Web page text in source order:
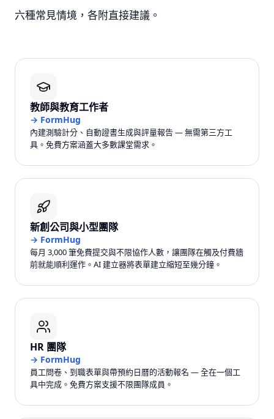
六種常見情境，各附直接建議。
教師與教育工作者
→ FormHug
內建測驗計分、自動證書生成與評量報告 — 無需第三方工
具。免費方案涵蓋大多數課堂需求。
新創公司與小型團隊
→ FormHug
每月 3,000 筆免費提交與不限協作人數，讓團隊在觸及付費牆
前就能順利運作。AI 建立器將表單建立縮短至幾分鐘。
HR 團隊
→ FormHug
員工問卷、到職表單與帶預約日曆的活動報名 — 全在一個工
具中完成。免費方案支援不限團隊成員。